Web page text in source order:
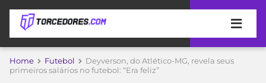
APOSTAS
Home Futebol
Deyverson, do Atlético-MG, revela seus
primeiros salários no futebol: “Era feliz”